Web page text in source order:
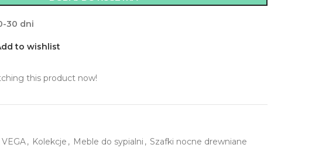
30 dni
to wishlist
this product now!
, Kolekcje , Meble do sypialni , Szafki nocne drewniane